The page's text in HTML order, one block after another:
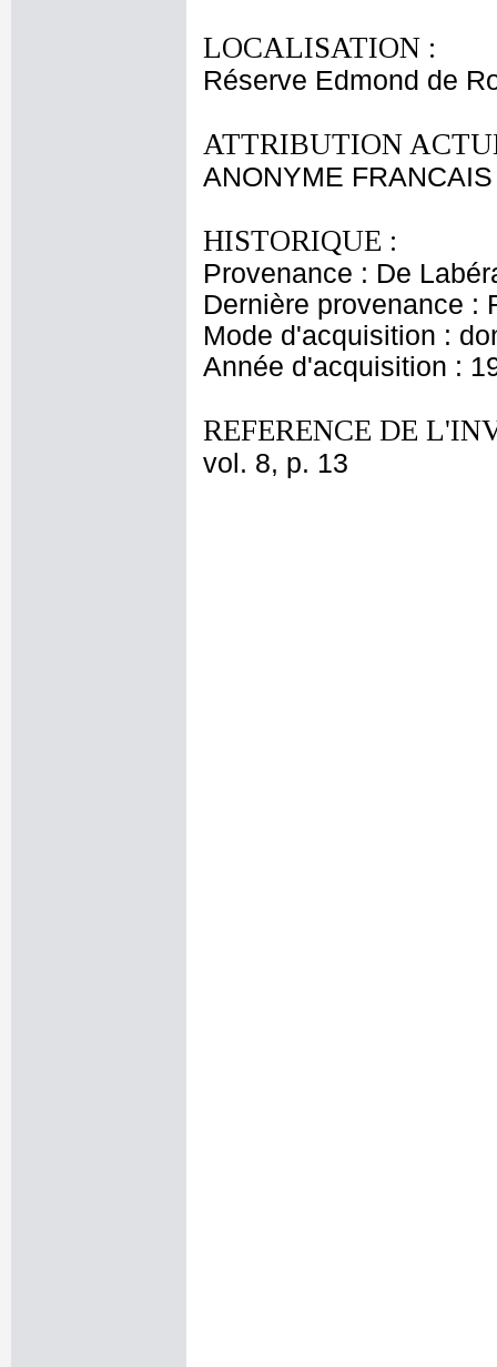
LOCALISATION :
Réserve Edmond de
ATTRIBUTION
ANONYME FRANCAIS
HISTORIQUE :
Provenance : De
Dernière provenance :
Mode d'acquisition :
Année d'acquisition :
REFERENCE DE
vol. 8, p. 13